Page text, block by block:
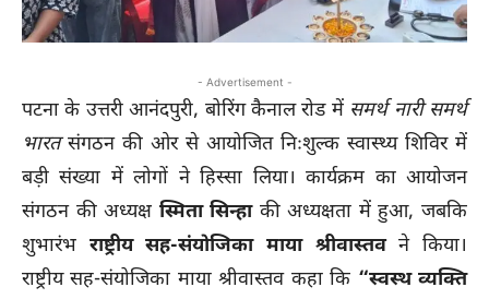
- Advertisement -
पटना के उत्तरी आनंदपुरी, बोरिंग कैनाल रोड में समर्थ नारी समर्थ
भारतसंगठन की ओर से आयोजित निःशुल्क स्वास्थ्य शिविर में
बड़ी संख्या में लोगों ने हिस्सा लिया। कार्यक्रम का आयोजन
संगठन की अध्यक्ष स्मिता सिन्हाकी अध्यक्षता में हुआ, जबकि
शुभारंभ राष्ट्रीय सह-संयोजिका माया श्रीवास्तवने किया।
राष्ट्रीय सह-संयोजिका माया श्रीवास्तव कहा कि “स्वस्थ व्यक्ति